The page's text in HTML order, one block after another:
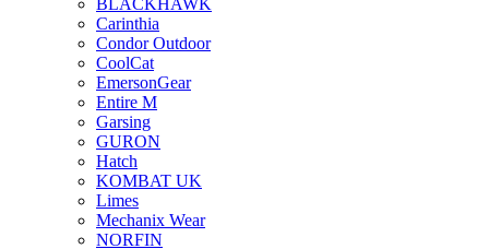
BLACKHAWK
Carinthia
Condor Outdoor
CoolCat
EmersonGear
Entire M
Garsing
GURON
Hatch
KOMBAT UK
Limes
Mechanix Wear
NORFIN